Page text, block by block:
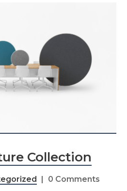
Collection
0 Comments